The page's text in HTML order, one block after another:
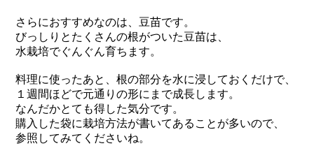
さらにおすすめなのは、豆苗です。
びっしりとたくさんの根がついた豆苗は、
水栽培でぐんぐん育ちます。
料理に使ったあと、根の部分を水に浸しておくだけで、
１週間ほどで元通りの形にまで成長します。
なんだかとても得した気分です。
購入した袋に栽培方法が書いてあることが多いので、
参照してみてくださいね。